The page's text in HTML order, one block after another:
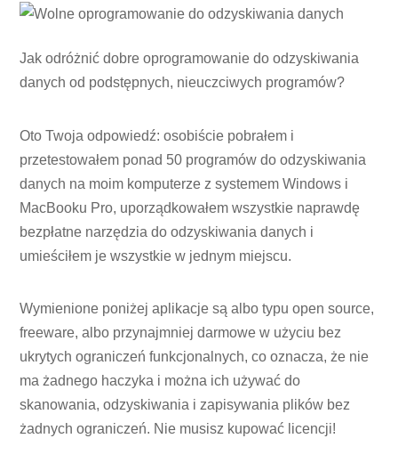
Jak odróżnić dobre oprogramowanie do odzyskiwania
danych od podstępnych, nieuczciwych programów?
Oto Twoja odpowiedź: osobiście pobrałem i
przetestowałem ponad 50 programów do odzyskiwania
danych na moim komputerze z systemem Windows i
MacBooku Pro, uporządkowałem wszystkie naprawdę
bezpłatne narzędzia do odzyskiwania danych i
umieściłem je wszystkie w jednym miejscu.
Wymienione poniżej aplikacje są albo typu open source,
freeware, albo przynajmniej darmowe w użyciu bez
ukrytych ograniczeń funkcjonalnych, co oznacza, że ​​nie
ma żadnego haczyka i można ich używać do
skanowania, odzyskiwania i zapisywania plików bez
żadnych ograniczeń. Nie musisz kupować licencji!